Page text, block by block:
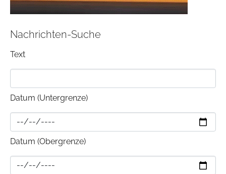
Nachrichten-Suche
Text
Datum (Untergrenze)
Datum (Obergrenze)